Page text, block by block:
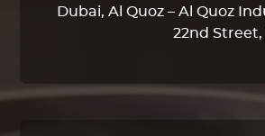
Dubai, Al Quoz – Al Quoz
22nd